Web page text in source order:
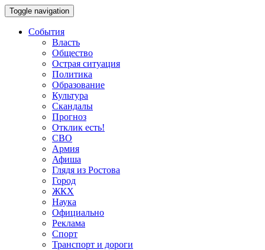
Toggle navigation
События
Власть
Общество
Острая ситуация
Политика
Образование
Культура
Скандалы
Прогноз
Отклик есть!
СВО
Армия
Афиша
Глядя из Ростова
Город
ЖКХ
Наука
Официально
Реклама
Спорт
Транспорт и дороги